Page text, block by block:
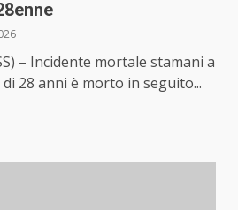
– Incidente mortale stamani a
28 anni è morto in seguito...